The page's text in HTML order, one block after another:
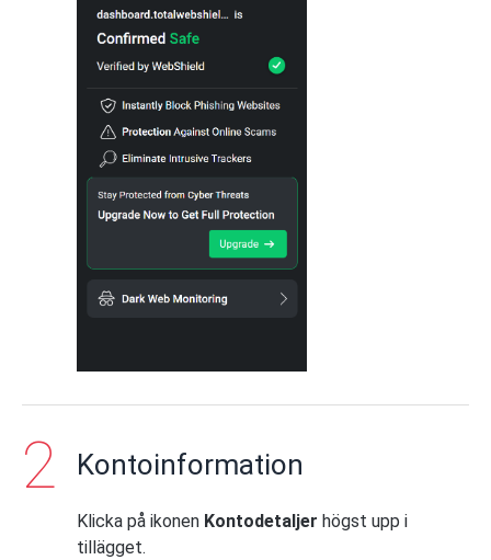
Kontoinformation
Klicka på ikonen Kontodetaljer högst upp i
tillägget.